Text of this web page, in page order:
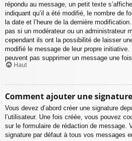
répondu au message, un petit texte
indiquant qu’il a été modifié, le nombre de
la date et l’heure de la dernière
pas si un modérateur ou un administrateur
cependant ils ont la possibilité de laisser
modifié le message de leur propre
peuvent pas supprimer un message une
Haut
Comment ajouter une signature
Vous devez d’abord créer une signature
l’utilisateur. Une fois créée, vous pouvez
sur le formulaire de rédaction de message.
signature par défaut à tous vos messages